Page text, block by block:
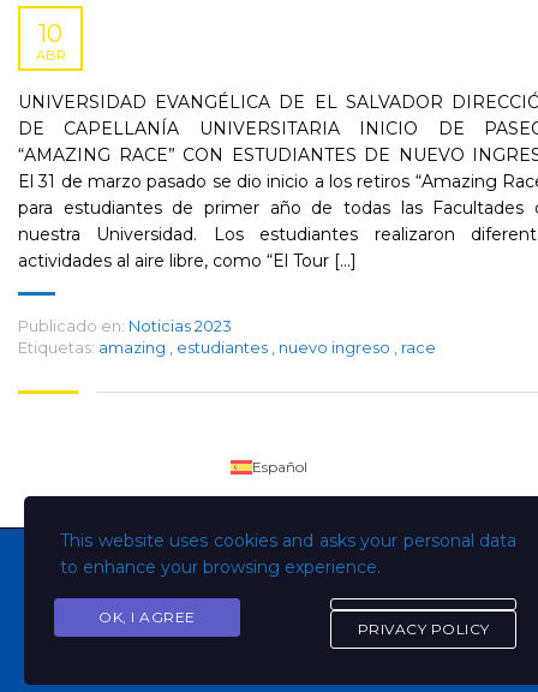
10
ABR
UNIVERSIDAD EVANGÉLICA DE EL SALVADOR
DE CAPELLANÍA UNIVERSITARIA INICIO DE
“AMAZING RACE” CON ESTUDIANTES DE NUEVO
El 31 de marzo pasado se dio inicio a los retiros “Amazing
para estudiantes de primer año de todas las Facultades
nuestra Universidad. Los estudiantes realizaron
actividades al aire libre, como “El Tour [...]
Publicado en: Noticias 2023
Etiquetas: amazing estudiantes nuevo ingreso race
Copyright © Todos los derechos son de la Universidad
This website uses cookies and asks your personal data
to enhance your browsing experience.
OK, I AGREE
PRIVACY POLICY
Español